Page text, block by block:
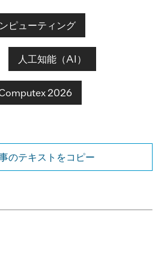
ピューティング
人工知能（AI）
2026
のテキストをコピー